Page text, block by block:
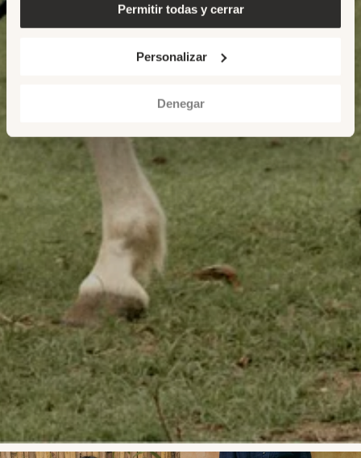
Permitir todas y cerrar
Personalizar
Denegar